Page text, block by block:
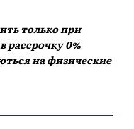
только при
рассрочку 0%
на физические